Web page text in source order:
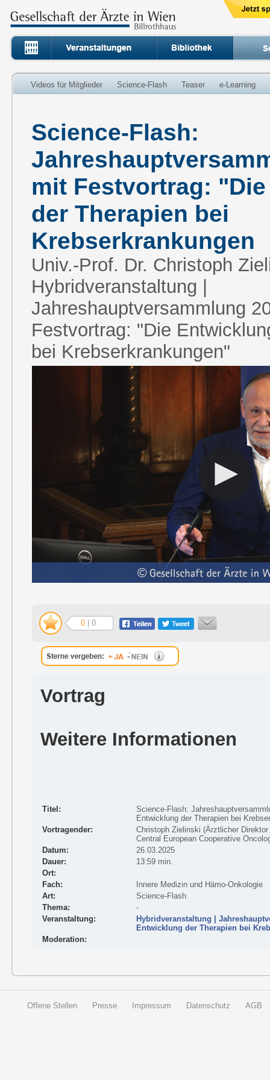
Videos für Mitglieder Science-Flash Teaser e-Learning
Science-Flash:
mit Festvortrag:
der Therapien bei
Krebserkrankungen
Univ.-Prof. Dr. Christoph
Hybridveranstaltung |
Jahreshauptversammlung
Festvortrag: "Die
bei Krebserkrankungen"
0 | 0
Vortrag
Weitere Informationen
Titel:
Science-Flash:
Entwicklung der Therapien bei
Vortragender:
Christoph Zielinski (Ärztlicher
Central European Cooperative
Datum:
26.03.2025
Dauer:
13:59 min.
Ort:
Fach:
Innere Medizin und Hämo-Onkologie
Art:
Science-Flash
Thema:
-
Veranstaltung:
Hybridveranstaltung |
Entwicklung der Therapien bei
Moderation:
Offene Stellen Presse Impressum Datenschutz AGB